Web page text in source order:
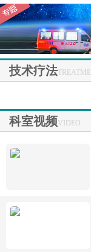
技术疗法
科室视频VIDEO